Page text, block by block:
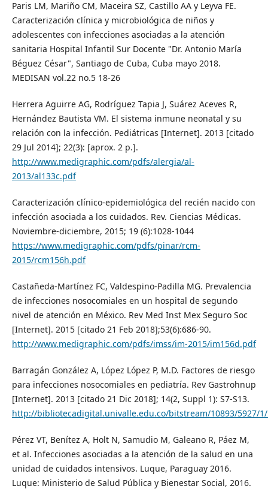
Paris LM, Mariño CM, Maceira SZ, Castillo AA y Leyva FE.
Caracterización clínica y microbiológica de niños y
adolescentes con infecciones asociadas a la atención
sanitaria Hospital Infantil Sur Docente "Dr. Antonio María
Béguez César", Santiago de Cuba, Cuba mayo 2018.
MEDISAN vol.22 no.5 18-26
Herrera Aguirre AG, Rodríguez Tapia J, Suárez Aceves R,
Hernández Bautista VM. El sistema inmune neonatal y su
relación con la infección. Pediátricas [Internet]. 2013 [citado
29 Jul 2014]; 22(3): [aprox. 2 p.].
http://www.medigraphic.com/pdfs/alergia/al-
2013/al133c.pdf
Caracterización clínico-epidemiológica del recién nacido con
infección asociada a los cuidados. Rev. Ciencias Médicas.
Noviembre-diciembre, 2015; 19 (6):1028-1044
https://www.medigraphic.com/pdfs/pinar/rcm-
2015/rcm156h.pdf
Castañeda-Martínez FC, Valdespino-Padilla MG. Prevalencia
de infecciones nosocomiales en un hospital de segundo
nivel de atención en México. Rev Med Inst Mex Seguro Soc
[Internet]. 2015 [citado 21 Feb 2018];53(6):686-90.
http://www.medigraphic.com/pdfs/imss/im-2015/im156d.pdf
Barragán González A, López López P, M.D. Factores de riesgo
para infecciones nosocomiales en pediatría. Rev Gastrohnup
[Internet]. 2013 [citado 21 Dic 2018]; 14(2, Suppl 1): S7-S13.
http://bibliotecadigital.univalle.edu.co/bitstream/10893/5927/1/
Pérez VT, Benítez A, Holt N, Samudio M, Galeano R, Páez M,
et al. Infecciones asociadas a la atención de la salud en una
unidad de cuidados intensivos. Luque, Paraguay 2016.
Luque: Ministerio de Salud Pública y Bienestar Social, 2016.